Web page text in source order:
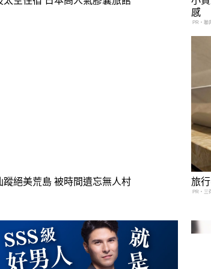
感
PR・聯
蹤絕美荒島 被時間遺忘無人村 旅
PR・三